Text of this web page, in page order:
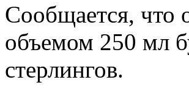
Сообщается, что
объемом 250 мл
стерлингов.